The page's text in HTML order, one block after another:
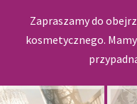
Zapraszamy do
kosmetycznego.